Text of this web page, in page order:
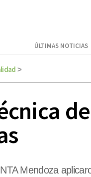
ÚLTIMAS NOTICIAS
>
Mendoza